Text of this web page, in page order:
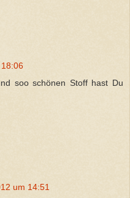
soo schönen Stoff hast Du
um 14:51